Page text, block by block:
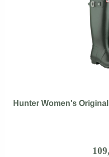
Hunter Women's